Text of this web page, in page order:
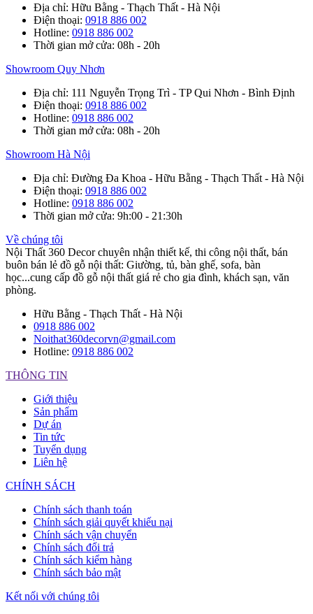
Địa chỉ: Hữu Bằng - Thạch Thất - Hà Nội
Điện thoại: 0918 886 002
Hotline: 0918 886 002
Thời gian mở cửa: 08h - 20h
Showroom Quy Nhơn
Địa chỉ: 111 Nguyễn Trọng Trì - TP Qui Nhơn - Bình Định
Điện thoại: 0918 886 002
Hotline: 0918 886 002
Thời gian mở cửa: 08h - 20h
Showroom Hà Nội
Địa chỉ: Đường Đa Khoa - Hữu Bằng - Thạch Thất - Hà Nội
Điện thoại: 0918 886 002
Hotline: 0918 886 002
Thời gian mở cửa: 9h:00 - 21:30h
Về chúng tôi
Nội Thất 360 Decor chuyên nhận thiết kế, thi công nội thất, bán
buôn bán lẻ đồ gỗ nội thất: Giường, tủ, bàn ghế, sofa, bàn
học...cung cấp đồ gỗ nội thất giá rẻ cho gia đình, khách sạn, văn
phòng.
Hữu Bằng - Thạch Thất - Hà Nội
0918 886 002
Noithat360decorvn@gmail.com
Hotline: 0918 886 002
THÔNG TIN
Giới thiệu
Sản phẩm
Dự án
Tin tức
Tuyển dụng
Liên hệ
CHÍNH SÁCH
Chính sách thanh toán
Chính sách giải quyết khiếu nại
Chính sách vận chuyển
Chính sách đổi trả
Chính sách kiểm hàng
Chính sách bảo mật
Kết nối với chúng tôi